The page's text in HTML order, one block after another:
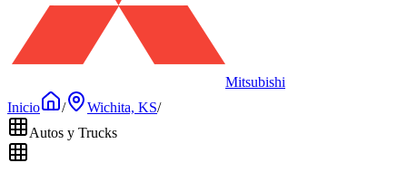
Mitsubishi
Inicio
/ Wichita, KS/
Autos y Trucks